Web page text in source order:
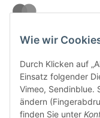
VERSANDARTEN
Wie wir
Durch Klicken auf
Einsatz folgender
Vimeo, Sendinblue.
ändern
finden Sie unter